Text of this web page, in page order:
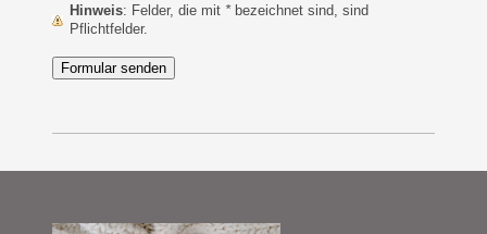
Hinweis : Felder, die mit *bezeichnet sind, sind
Pflichtfelder.